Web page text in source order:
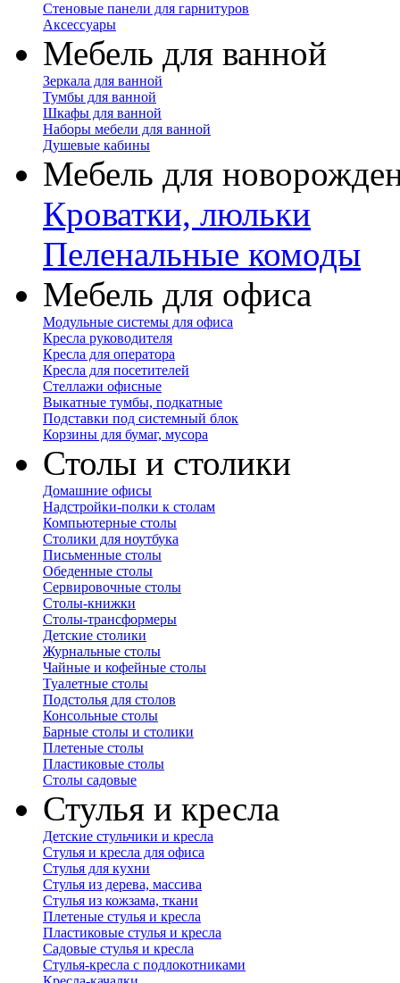
Стеновые панели для гарнитуров
Аксессуары
Мебель для ванной
Зеркала для ванной
Тумбы для ванной
Шкафы для ванной
Наборы мебели для ванной
Душевые кабины
Мебель для
Кроватки, люльки
Пеленальные комоды
Мебель для офиса
Модульные системы для офиса
Кресла руководителя
Кресла для оператора
Кресла для посетителей
Стеллажи офисные
Выкатные тумбы, подкатные
Подставки под системный блок
Корзины для бумаг, мусора
Столы и столики
Домашние офисы
Надстройки-полки к столам
Компьютерные столы
Столики для ноутбука
Письменные столы
Обеденные столы
Сервировочные столы
Столы-книжки
Столы-трансформеры
Детские столики
Журнальные столы
Чайные и кофейные столы
Туалетные столы
Подстолья для столов
Консольные столы
Барные столы и столики
Плетеные столы
Пластиковые столы
Столы садовые
Стулья и кресла
Детские стульчики и кресла
Стулья и кресла для офиса
Стулья для кухни
Стулья из дерева, массива
Стулья из кожзама, ткани
Плетеные стулья и кресла
Пластиковые стулья и кресла
Садовые стулья и кресла
Стулья-кресла с подлокотниками